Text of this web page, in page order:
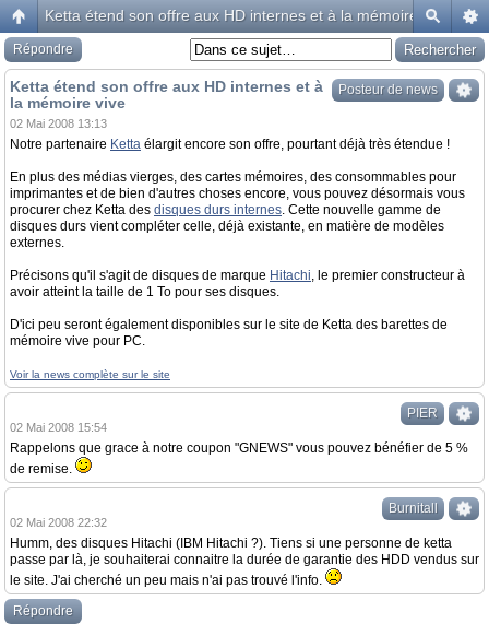
Ketta étend son offre aux HD internes et à la mémoire vive
Répondre
Posteur de news
Ketta étend son offre aux HD internes et à
la mémoire vive
02 Mai 2008 13:13
Notre partenaire Ketta élargit encore son offre, pourtant déjà très étendue !
En plus des médias vierges, des cartes mémoires, des consommables pour
imprimantes et de bien d'autres choses encore, vous pouvez désormais vous
procurer chez Ketta des disques durs internes. Cette nouvelle gamme de
disques durs vient compléter celle, déjà existante, en matière de modèles
externes.
Précisons qu'il s'agit de disques de marque Hitachi, le premier constructeur à
avoir atteint la taille de 1 To pour ses disques.
D'ici peu seront également disponibles sur le site de Ketta des barettes de
mémoire vive pour PC.
Voir la news complète sur le site
PIER
02 Mai 2008 15:54
Rappelons que grace à notre coupon "GNEWS" vous pouvez bénéfier de 5 %
de remise.
Burnitall
02 Mai 2008 22:32
Humm, des disques Hitachi (IBM Hitachi ?). Tiens si une personne de ketta
passe par là, je souhaiterai connaitre la durée de garantie des HDD vendus sur
le site. J'ai cherché un peu mais n'ai pas trouvé l'info.
Répondre